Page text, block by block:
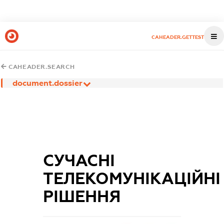
CAHEADER.GETTEST
CAHEADER.SEARCH
document.dossier
СУЧАСНІ
ТЕЛЕКОМУНІКАЦІЙНІ
РІШЕННЯ